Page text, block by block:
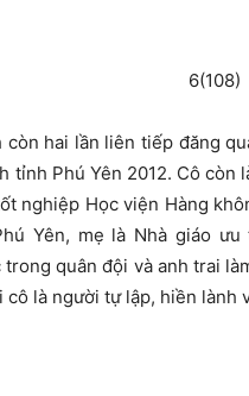
còn hai lần liên tiếp đăng
tỉnh Phú Yên 2012. Cô còn
nghiệp Học viện Hàng
Yên, mẹ là Nhà giáo
quân đội và anh trai
cô là người tự lập, hiền lành